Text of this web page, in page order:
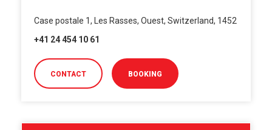
Case postale 1, Les Rasses, Ouest, Switzerland, 1452
+41 24 454 10 61
CONTACT BOOKING